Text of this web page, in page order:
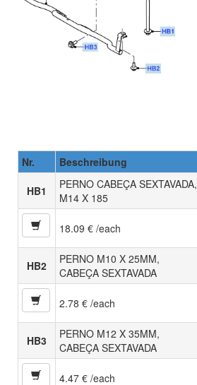
Nr. Beschreibung
HB1
PERNO CABEÇA SEXTAVADA,
M14 X 185
18.09 € /each
HB2
PERNO M10 X 25MM,
CABEÇA SEXTAVADA
2.78 € /each
HB3
PERNO M12 X 35MM,
CABEÇA SEXTAVADA
4.47 € /each